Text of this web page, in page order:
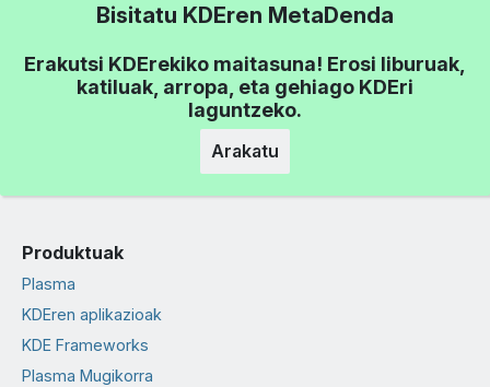
Bisitatu KDEren MetaDenda
Erakutsi KDErekiko maitasuna! Erosi liburuak,
katiluak, arropa, eta gehiago KDEri
laguntzeko.
Arakatu
Produktuak
Plasma
KDEren aplikazioak
KDE Frameworks
Plasma Mugikorra